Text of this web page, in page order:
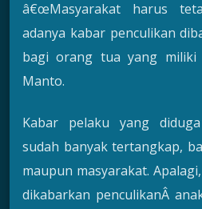
â€œMasyarakat harus
adanya kabar penculikan
bagi orang tua yang miliki
Manto.
Kabar pelaku yang
sudah banyak tertangkap,
maupun masyarakat.
dikabarkan penculikanÂ